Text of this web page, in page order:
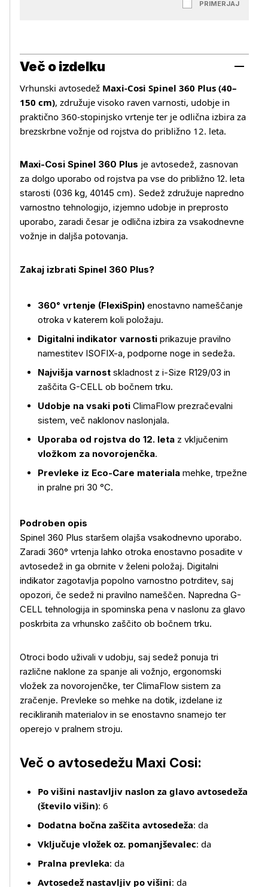
PRIMERJAJ
Več o izdelku
Več o izdelku
Vrhunski avtosedež Maxi‑Cosi Spinel 360 Plus (40–
150 cm), združuje visoko raven varnosti, udobje in
praktično 360‑stopinjsko vrtenje ter je odlična izbira za
brezskrbne vožnje od rojstva do približno 12. leta.
Maxi-Cosi Spinel 360 Plus je avtosedež, zasnovan
za dolgo uporabo od rojstva pa vse do približno 12. leta
starosti (036 kg, 40145 cm). Sedež združuje napredno
varnostno tehnologijo, izjemno udobje in preprosto
uporabo, zaradi česar je odlična izbira za vsakodnevne
vožnje in daljša potovanja.
Zakaj izbrati Spinel 360 Plus?
360° vrtenje (FlexiSpin) enostavno nameščanje
otroka v katerem koli položaju.
Digitalni indikator varnosti prikazuje pravilno
namestitev ISOFIX-a, podporne noge in sedeža.
Najvišja varnost skladnost z i-Size R129/03 in
zaščita G-CELL ob bočnem trku.
Udobje na vsaki poti ClimaFlow prezračevalni
sistem, več naklonov naslonjala.
Uporaba od rojstva do 12. leta z vključenim
vložkom za novorojenčka.
Prevleke iz Eco-Care materiala mehke, trpežne
in pralne pri 30 °C.
Podroben opis
Spinel 360 Plus staršem olajša vsakodnevno uporabo.
Zaradi 360° vrtenja lahko otroka enostavno posadite v
avtosedež in ga obrnite v želeni položaj. Digitalni
indikator zagotavlja popolno varnostno potrditev, saj
opozori, če sedež ni pravilno nameščen. Napredna G-
CELL tehnologija in spominska pena v naslonu za glavo
poskrbita za vrhunsko zaščito ob bočnem trku.
Otroci bodo uživali v udobju, saj sedež ponuja tri
različne naklone za spanje ali vožnjo, ergonomski
vložek za novorojenčke, ter ClimaFlow sistem za
zračenje. Prevleke so mehke na dotik, izdelane iz
recikliranih materialov in se enostavno snamejo ter
operejo v pralnem stroju.
Več o avtosedežu Maxi Cosi:
Po višini nastavljiv naslon za glavo avtosedeža
(število višin): 6
Dodatna bočna zaščita avtosedeža: da
Vključuje vložek oz. pomanjševalec: da
Pralna prevleka: da
Avtosedež nastavljiv po višini: da